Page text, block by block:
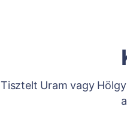
Tisztelt Uram vagy